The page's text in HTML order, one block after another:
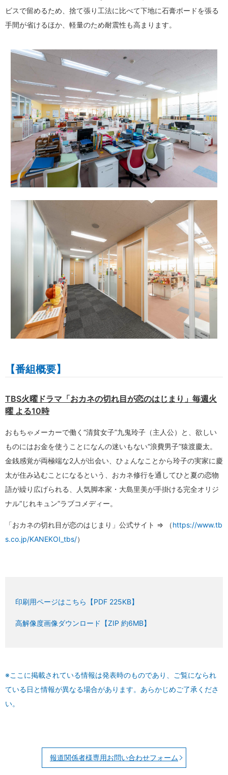
ビスで留めるため、捨て張り工法に比べて下地に石膏ボードを張る
手間が省けるほか、軽量のため耐震性も高まります。
【番組概要】
TBS火曜ドラマ「おカネの切れ目が恋のはじまり」毎週火
曜 よる10時
おもちゃメーカーで働く“清貧女子”九鬼玲子（主人公）と、欲しい
ものにはお金を使うことになんの迷いもない“浪費男子”猿渡慶太。
⾦銭感覚が両極端な2人が出会い、ひょんなことから玲子の実家に慶
太が住み込むことになるという、おカネ修⾏を通してひと夏の恋物
語が繰り広げられる、人気脚本家・大島里美が手掛ける完全オリジ
ナル“じれキュン”ラブコメディー。
「おカネの切れ目が恋のはじまり」公式サイト ⇒ （https://www.tb
s.co.jp/KANEKOI_tbs/）
印刷用ページはこちら【PDF 225KB】
高解像度画像ダウンロード【ZIP 約6MB】
※ここに掲載されている情報は発表時のものであり、ご覧になられ
ている日と情報が異なる場合があります。あらかじめご了承くださ
い。
報道関係者様専用お問い合わせフォーム